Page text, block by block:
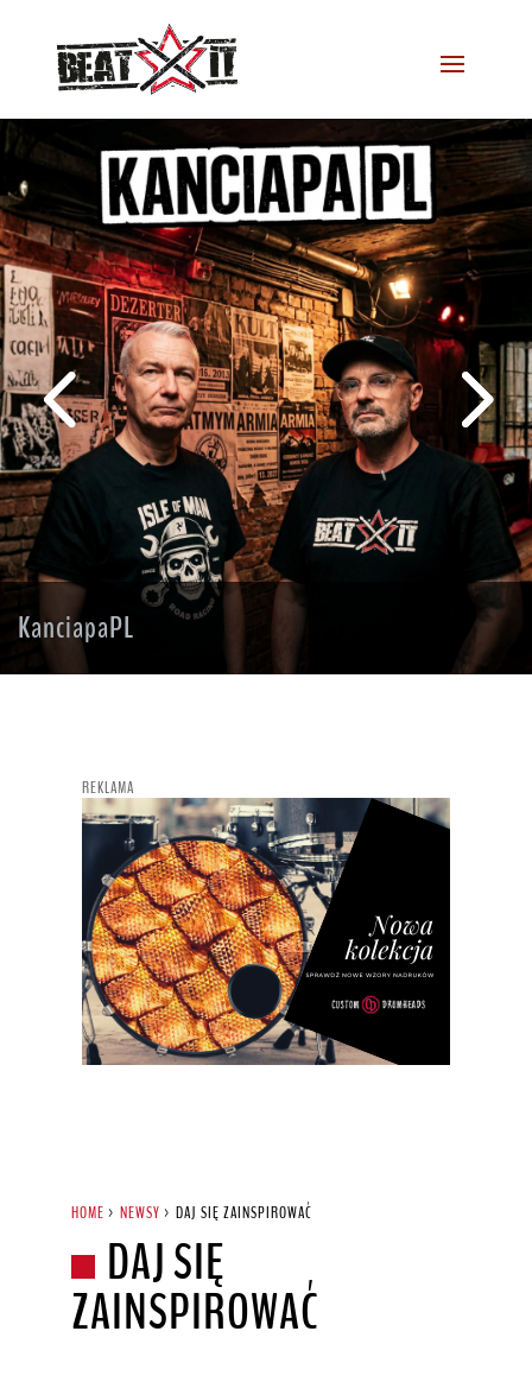
KanciapaPL
HOME > NEWSY > DAJ SIĘ ZAINSPIROWAĆ
DAJ SIĘ
ZAINSPIROWAĆ